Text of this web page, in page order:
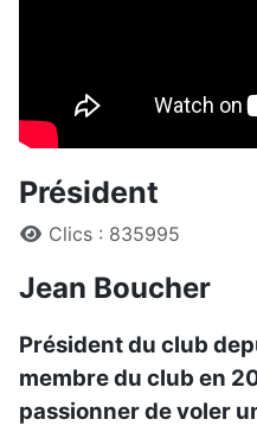
Président
DétailsClics : 835995
Jean Boucher
Président du club
membre du club en
passionner de voler